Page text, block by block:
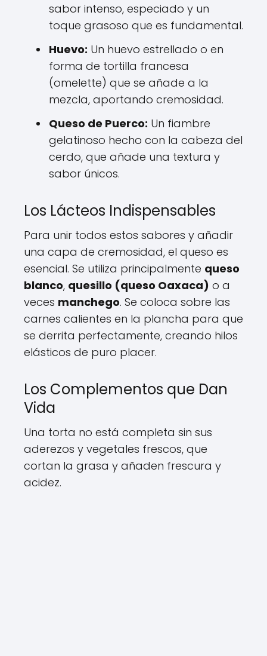
sabor intenso, especiado y un
toque grasoso que es fundamental.
Huevo: Un huevo estrellado o en
forma de tortilla francesa
(omelette) que se añade a la
mezcla, aportando cremosidad.
Queso de Puerco: Un fiambre
gelatinoso hecho con la cabeza del
cerdo, que añade una textura y
sabor únicos.
Los Lácteos Indispensables
Para unir todos estos sabores y añadir
una capa de cremosidad, el queso es
esencial. Se utiliza principalmente queso
blanco, quesillo (queso Oaxaca) o a
veces manchego. Se coloca sobre las
carnes calientes en la plancha para que
se derrita perfectamente, creando hilos
elásticos de puro placer.
Los Complementos que Dan
Vida
Una torta no está completa sin sus
aderezos y vegetales frescos, que
cortan la grasa y añaden frescura y
acidez.